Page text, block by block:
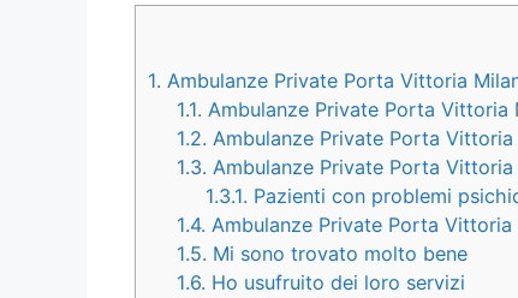
1. Ambulanze Private Porta Vittoria
1.1. Ambulanze Private Porta
1.2. Ambulanze Private Porta
1.3. Ambulanze Private Porta
1.3.1. Pazienti con problemi
1.4. Ambulanze Private Porta
1.5. Mi sono trovato molto bene
1.6. Ho usufruito dei loro servizi